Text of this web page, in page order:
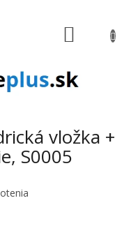
vložka +
S0005
z 5 hviezdičiek.